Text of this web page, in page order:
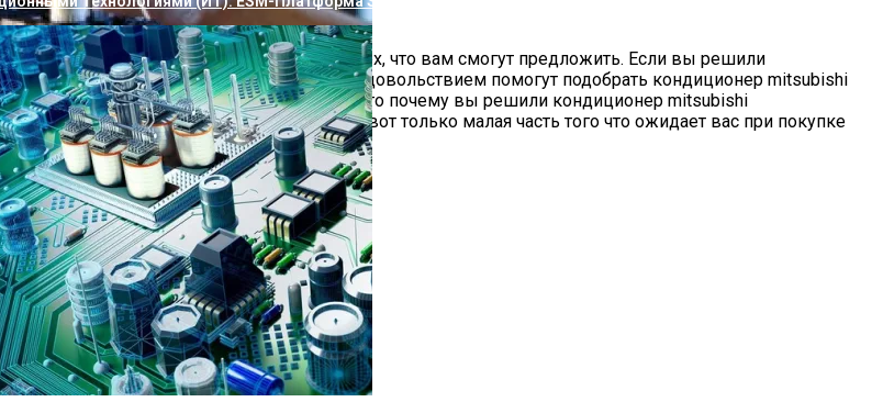
Для Питья
на который будет самой выгодной из всех, что вам смогут предложить. Если вы решили
тогда консультанты нашей компании с удовольствием помогут подобрать кондиционер mitsubishi
для бюджета семьи. Не зависимо от того почему вы решили кондиционер mitsubishi
выгодная цена и приятный сервис вот только малая часть того что ожидает вас при покупке